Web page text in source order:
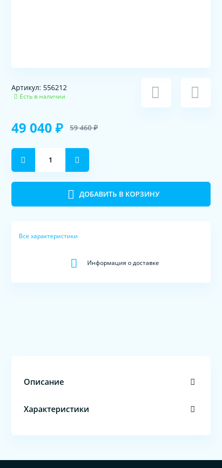
Артикул: 556212
Есть в наличии
49 040 ₽ 59 460 ₽
ДОБАВИТЬ В КОРЗИНУ
Все характеристики
Информация о доставке
Описание
Характеристики